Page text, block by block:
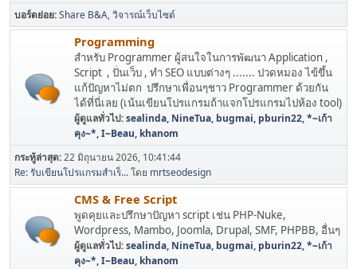
บอร์ดย่อย Share B&A วิจารณ์เว็บไซต์
Programming
สำหรับ Programmer ผู้สนใจในการพัฒนา Application ,
Script , ปั่นเว็บ , ทำ SEO แบบต่างๆ ....... ปวดหมอง ไข้ขึ้น
แก้ปัญหาไม่ตก ปรึกษาเพื่อนๆชาว Programmer ด้วยกัน
ได้ที่นี่เลย (เน้นเขียนโปรแกรมถ้าแจกโปรแกรมไปห้อง tool)
ผู้ดูแลทั่วไป:sealinda, NineTua, bugmai, pburin22,*~เก้า
คุง~*,I~Beau, khanom
กระทู้ล่าสุด:22 มิถุนายน 2026, 10:41:44
Re: รับเขียนโปรแกรมสำเร็...โดย mrtseodesign
CMS & Free Script
พูดคุยและปรึกษาปัญหา script เช่น PHP-Nuke,
Wordpress, Mambo, Joomla, Drupal, SMF, PHPBB, อื่นๆ
ผู้ดูแลทั่วไป:sealinda, NineTua, bugmai, pburin22,*~เก้า
คุง~*,I~Beau, khanom